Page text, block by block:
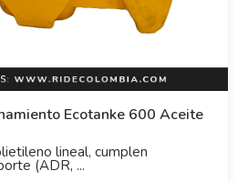
Ecotanke 600 Aceite
lineal, cumplen
(ADR, ...